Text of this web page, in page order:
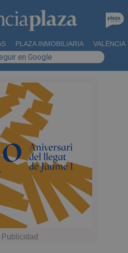
PLAZA INMOBILIARIA VALÈNCIA
en Google